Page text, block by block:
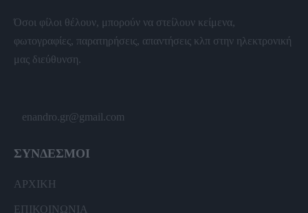
Όσοι φίλοι θέλουν, μπορούν να στείλουν κείμενα,
φωτογραφίες, παρατηρήσεις, απαντήσεις κλπ στην ηλεκτρονική
μας διεύθυνση.
enandro.gr@gmail.com
ΣΥΝΔΕΣΜΟΙ
ΑΡΧΙΚΗ
ΕΠΙΚΟΙΝΩΝΙΑ